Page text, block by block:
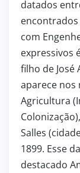
datados
com
expressivos
filho de José
aparece nos
Agricultura
Salles
1899. Esse
destacado